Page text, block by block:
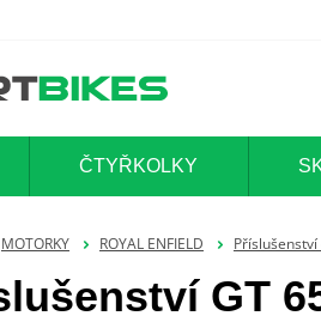
ČTYŘKOLKY
MOTORKY ROYAL ENFIELD
GT